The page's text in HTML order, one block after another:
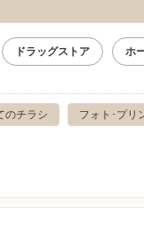
ドラッグストア ホ
フォト･プリ
のチラシ